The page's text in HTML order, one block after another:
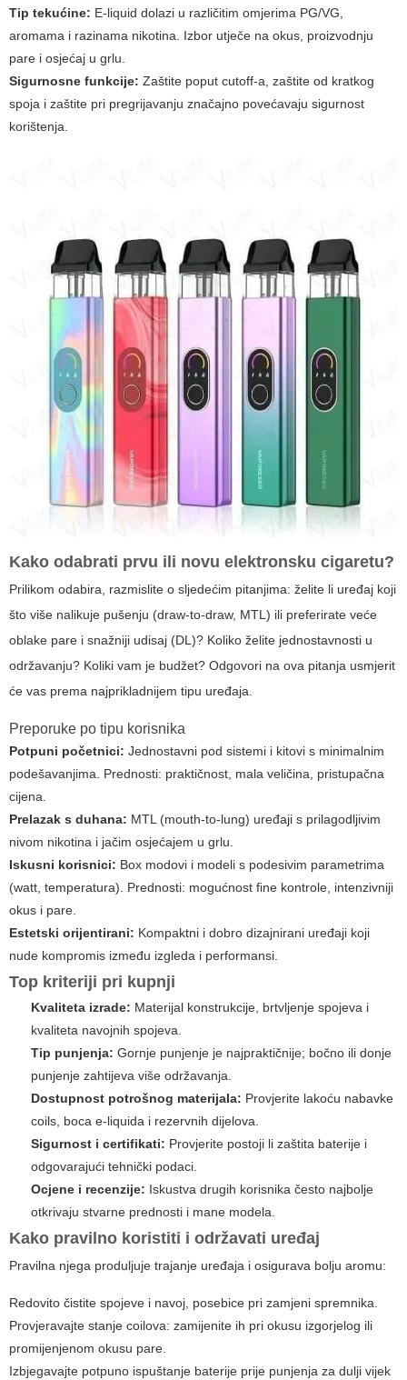
Tip tekućine: E-liquid dolazi u različitim omjerima PG/VG,
aromama i razinama nikotina. Izbor utječe na okus, proizvodnju
pare i osjećaj u grlu.
Sigurnosne funkcije: Zaštite poput cutoff-a, zaštite od kratkog
spoja i zaštite pri pregrijavanju značajno povećavaju sigurnost
korištenja.
Kako odabrati prvu ili novu elektronsku cigaretu?
Prilikom odabira, razmislite o sljedećim pitanjima: želite li uređaj koji
što više nalikuje pušenju (draw-to-draw, MTL) ili preferirate veće
oblake pare i snažniji udisaj (DL)? Koliko želite jednostavnosti u
održavanju? Koliki vam je budžet? Odgovori na ova pitanja usmjerit
će vas prema najprikladnijem tipu uređaja.
Preporuke po tipu korisnika
Potpuni početnici: Jednostavni pod sistemi i kitovi s minimalnim
podešavanjima. Prednosti: praktičnost, mala veličina, pristupačna
cijena.
Prelazak s duhana: MTL (mouth-to-lung) uređaji s prilagodljivim
nivom nikotina i jačim osjećajem u grlu.
Iskusni korisnici: Box modovi i modeli s podesivim parametrima
(watt, temperatura). Prednosti: mogućnost fine kontrole, intenzivniji
okus i pare.
Estetski orijentirani: Kompaktni i dobro dizajnirani uređaji koji
nude kompromis između izgleda i performansi.
Top kriteriji pri kupnji
Kvaliteta izrade: Materijal konstrukcije, brtvljenje spojeva i
kvaliteta navojnih spojeva.
Tip punjenja: Gornje punjenje je najpraktičnije; bočno ili donje
punjenje zahtijeva više održavanja.
Dostupnost potrošnog materijala: Provjerite lakoću nabavke
coils, boca e-liquida i rezervnih dijelova.
Sigurnost i certifikati: Provjerite postoji li zaštita baterije i
odgovarajući tehnički podaci.
Ocjene i recenzije: Iskustva drugih korisnika često najbolje
otkrivaju stvarne prednosti i mane modela.
Kako pravilno koristiti i održavati uređaj
Pravilna njega produljuje trajanje uređaja i osigurava bolju aromu:
Redovito čistite spojeve i navoj, posebice pri zamjeni spremnika.
Provjeravajte stanje coilova: zamijenite ih pri okusu izgorjelog ili
promijenjenom okusu pare.
Izbjegavajte potpuno ispuštanje baterije prije punjenja za dulji vijek